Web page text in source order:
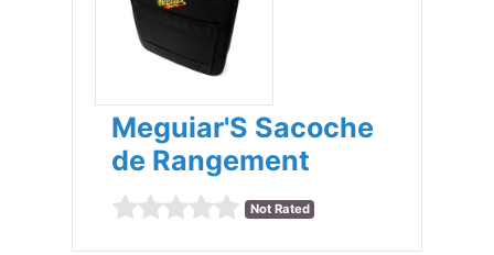
Meguiar'S Sacoche
de Rangement
Not Rated